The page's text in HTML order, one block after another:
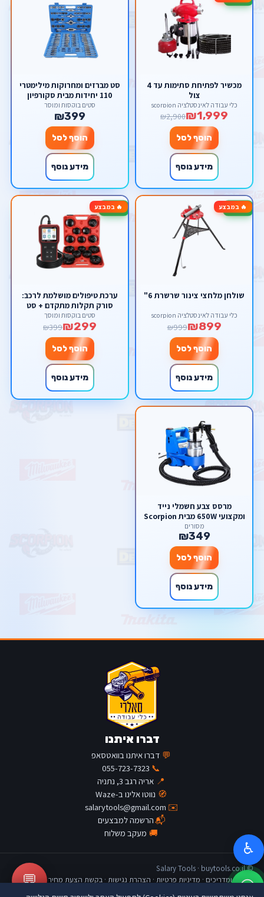
מכשיר לפתיחת סתימות עד 4
צול
כלי עבודה לאינסטלציה scorpion
₪1,999
₪2,900
הוסף לסל
מידע נוסף
סט מברזים ומחרוקות מילימטרי
110 יחידות מבית סקורפיון
סטים בוקסות ומוסך
₪399
הוסף לסל
מידע נוסף
🔥 במבצע-10%
שולחן מלחצי צינור שרשרת 6"
כלי עבודה לאינסטלציה scorpion
₪899
₪999
הוסף לסל
מידע נוסף
🔥 במבצע-25%
ערכת טיפולים מושלמת לרכב:
סורק תקלות מתקדם + סט
כוסות מקצועי לפילטר שמן
סטים בוקסות ומוסך
₪299
₪399
הוסף לסל
מידע נוסף
מרסס צבע חשמלי נייד
ומקצועי 650W מבית Scorpion
(בטכנולוגיית HVLP)
מסורים
₪349
הוסף לסל
מידע נוסף
דברו איתנו
💬 דברו איתנו בוואטסאפ
📞
055-723-7323
📍 אריה רגב 3, נתניה
🧭 נווטו אלינו ב-Waze
✉️
salarytools@gmail.com
📬הרשמה למבצעים
🚚 מעקב משלוח
© Salary Tools · buytools.co.il
כתבות ומדריכים · מדיניות פרטיות · הצהרת נגישות · בקשת הצעת מחיר 💬
♿